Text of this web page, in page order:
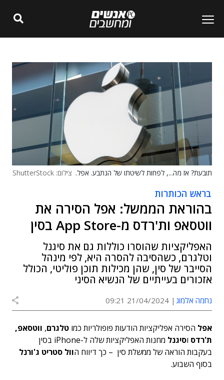
תובעת? אז מה..., לפחות לשיטתו של הנתבע. אפל. צילום: ShutterStock
בראש הכותרות
בהוראת הממשל: אפל הסירה את
ווטסאפ ות'רדס מ-App Store בסין
האפליקציות שהוסרו כוללות גם את סיגנל
וטלגרם, כשהסיבה להסרה היא, לפי מינהל
הסייבר של סין, שהן מכילות תוכן פוליטי, הכולל
אזכורים בעייתיים של הנשיא הסיני
נחמה אלמוג 21/04/2024 09:21
אפל הסירה אפליקציות הודעות פופולריות כמו טלגרם, ווטסאפ,
ת'רדס וסיגנל
מחנות האפליקציות שלה ל-iPhone בסין
בעקבות הוראה של ממשלת סין – כך דיווח הוול סטריט ג'ורנל
בסוף השבוע.